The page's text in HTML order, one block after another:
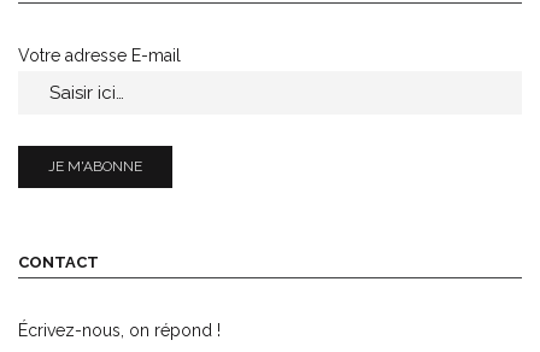
Votre adresse E-mail
CONTACT
Écrivez-nous, on répond !